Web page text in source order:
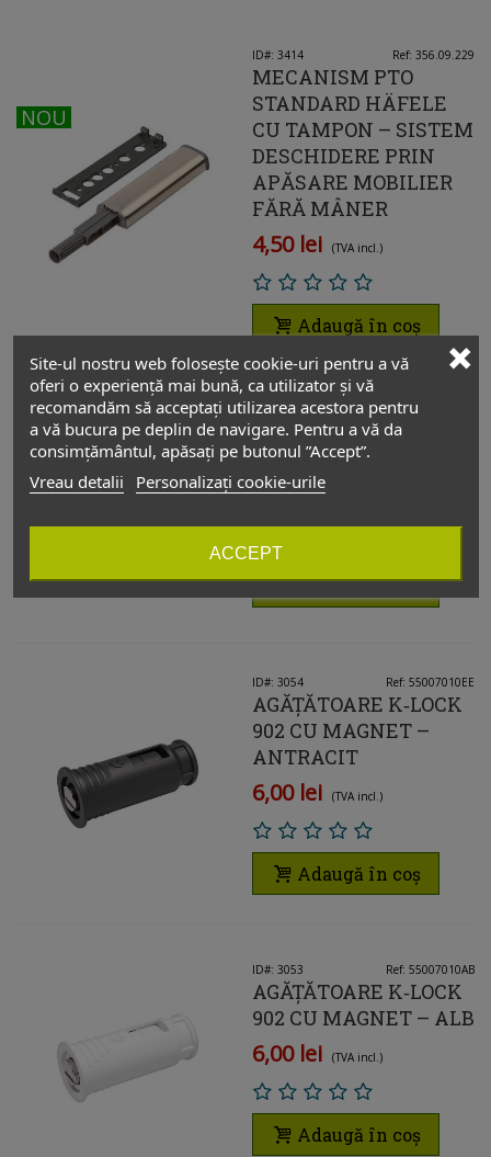
NOU
NOU
ID#: 3414 Ref: 356.09.229
MECANISM PTO
STANDARD HÄFELE
CU TAMPON – SISTEM
DESCHIDERE PRIN
APĂSARE MOBILIER
FĂRĂ MÂNER
4,50 lei (TVA incl.)
Adaugă în coș
ID#: 3055
AGĂȚĂTOARE K‑LOCK
902 CU MAGNET – GRI
Adaugă în coș
ID#: 3054 Ref: 55007010EE
AGĂȚĂTOARE K‑LOCK
902 CU MAGNET –
ANTRACIT
6,00 lei (TVA incl.)
Adaugă în coș
ID#: 3053 Ref: 55007010AB
AGĂȚĂTOARE K‑LOCK
902 CU MAGNET – ALB
6,00 lei (TVA incl.)
Adaugă în coș
Site-ul nostru web folosește cookie-uri pentru a vă
oferi o experiență mai bună, ca utilizator și vă
recomandăm să acceptați utilizarea acestora pentru
a vă bucura pe deplin de navigare. Pentru a vă da
consimțământul, apăsați pe butonul ”Accept”.
Vreau detalii
Personalizați cookie-urile
ACCEPT